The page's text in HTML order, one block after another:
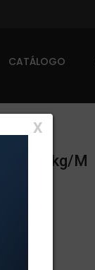
CATÁLOGO
X
0,482kg/m